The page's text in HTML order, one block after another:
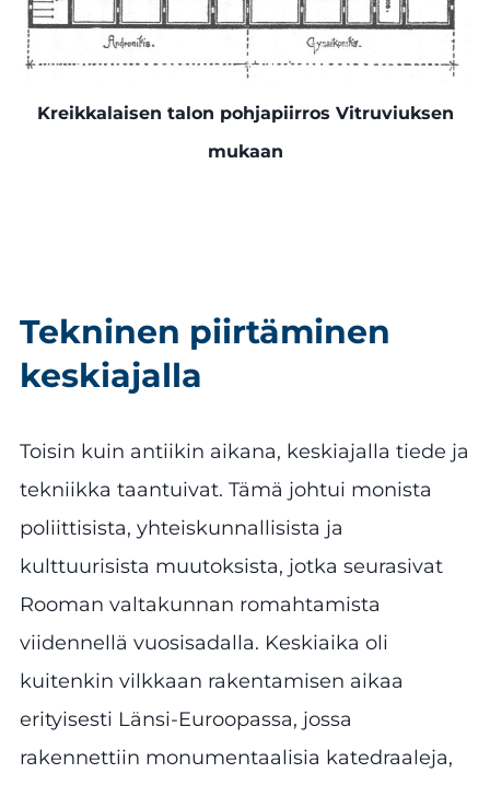
Kreikkalaisen talon pohjapiirros Vitruviuksen
mukaan
Tekninen piirtäminen
keskiajalla
Toisin kuin antiikin aikana, keskiajalla tiede ja
tekniikka taantuivat. Tämä johtui monista
poliittisista, yhteiskunnallisista ja
kulttuurisista muutoksista, jotka seurasivat
Rooman valtakunnan romahtamista
viidennellä vuosisadalla. Keskiaika oli
kuitenkin vilkkaan rakentamisen aikaa
erityisesti Länsi-Euroopassa, jossa
rakennettiin monumentaalisia katedraaleja,